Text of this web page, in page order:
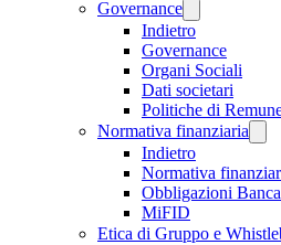
Governance
Indietro
Governance
Organi Sociali
Dati societari
Politiche di
Normativa finanziaria
Indietro
Normativa
Obbligazioni
MiFID
Etica di Gruppo e